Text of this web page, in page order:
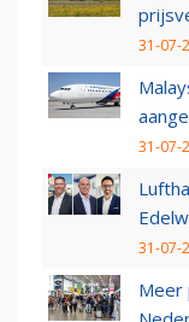
31-07-
31-07-
31-07-
Meer